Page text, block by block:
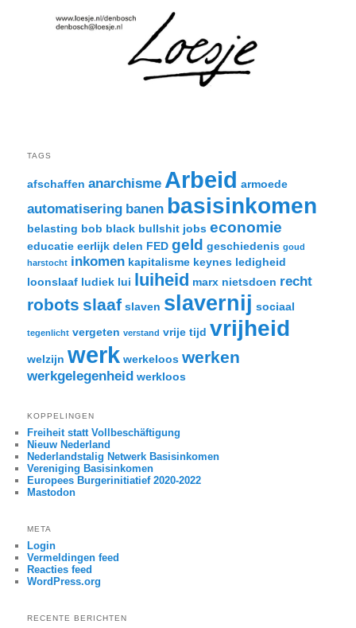
TAGS
afschaffen anarchisme Arbeid armoede
automatisering banen basisinkomen
belasting bob black bullshit jobs economie
educatie eerlijk delen FED geld geschiedenis goud
harstocht inkomen kapitalisme keynes ledigheid
loonslaaf ludiek lui luiheid marx nietsdoen recht
robots slaaf slaven slavernij sociaal
tegenlicht vergeten verstand vrije tijd vrijheid
welzijn werk werkeloos werken
werkgelegenheid werkloos
KOPPELINGEN
Freiheit statt Vollbeschäftigung
Nieuw Nederland
Nederlandstalig Netwerk Basisinkomen
Vereniging Basisinkomen
Europees Burgerinitiatief 2020-2022
Mastodon
META
Login
Vermeldingen feed
Reacties feed
WordPress.org
RECENTE BERICHTEN